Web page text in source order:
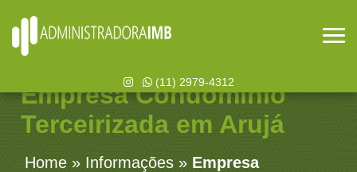
(11) 2979-4312
Empresa Condominio
Terceirizada em Arujá
Home » Informações » Empresa